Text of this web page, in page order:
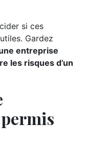
si ces
Gardez
entreprise
les risques d’un